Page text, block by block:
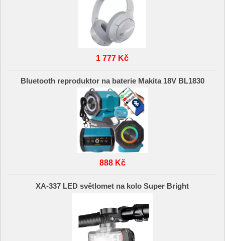
1 777 Kč
Bluetooth reproduktor na baterie Makita 18V BL1830
888 Kč
XA-337 LED světlomet na kolo Super Bright